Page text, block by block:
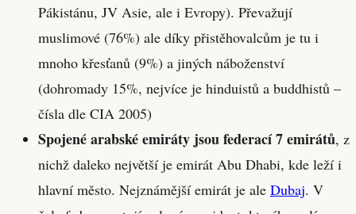
Pákistánu, JV Asie, ale i Evropy). Převažují
muslimové (76%) ale díky přistěhovalcům je tu i
mnoho křesťanů (9%) a jiných náboženství
(dohromady 15%, nejvíce je hinduistů a buddhistů –
čísla dle CIA 2005)
Spojené arabské emiráty jsou federací 7 emirátů, z
nichž daleko největší je emirát Abu Dhabi, kde leží i
hlavní město. Nejznámější emirát je ale Dubaj. V